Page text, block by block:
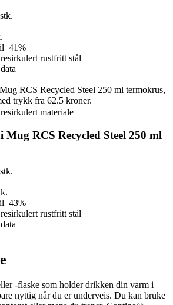
41%
rustfritt stål
materiale
RCS Recycled Steel 250 ml
43%
rustfritt stål
-flaske som holder drikken din varm i
nyttig når du er underveis. Du kan bruke